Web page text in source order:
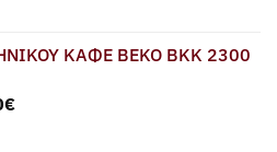
ΚΑΦΕ BEKO BKK 2300
€Η